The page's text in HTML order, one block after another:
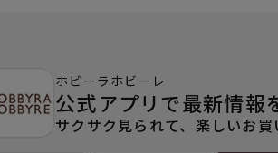
ホビーラホビーレ
公式アプリで最新情報
サクサク見られて、楽しいお